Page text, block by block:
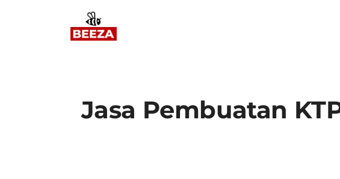
Jasa Pembuatan